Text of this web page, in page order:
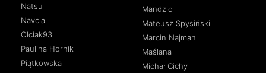
Natsu
Navcia
Olciak93
Paulina Hornik
Piątkowska
Mandzio
Mateusz Spysiński
Marcin Najman
Maślana
Michał Cichy